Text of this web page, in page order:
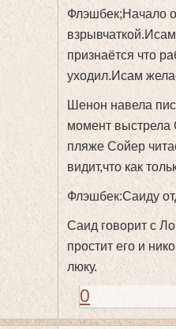
Флэшбек;Начало
признаётся что
уходил.Исам
Шенон навела
момент выстрела
пляже Сойер
видит,что как
Флэшбек:Саиду
Саид говорит с
простит его и
люку.
0